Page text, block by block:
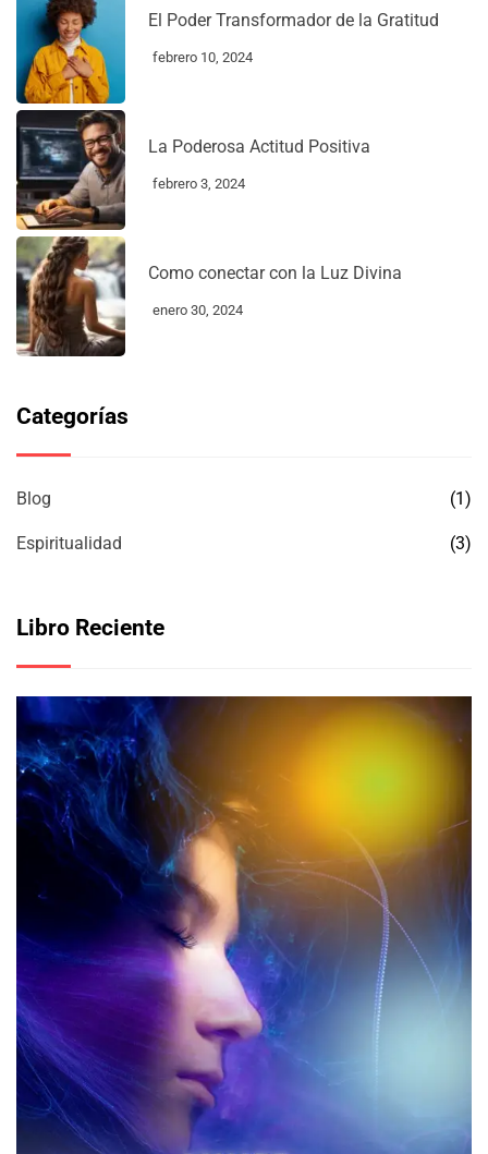
El Poder Transformador de la Gratitud
febrero 10, 2024
La Poderosa Actitud Positiva
febrero 3, 2024
Como conectar con la Luz Divina
enero 30, 2024
Categorías
Blog (1)
Espiritualidad (3)
Libro Reciente